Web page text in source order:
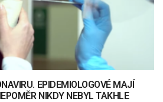
EPIDEMIOLOGOVÉ MAJÍ
NIKDY NEBYL TAKHLE